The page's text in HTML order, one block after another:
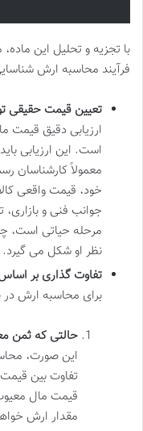
با تجزیه و تحلیل این
فرآیند محاسبه ارش
تعیین قیمت حقیقی
ارزیابی دقیق قیمت
است. این ارزیابی
معمولاً کارشناسان
خود، قیمت واقعی
جوانب فنی و
مرحله حیاتی است،
نظر او شکل می گیرد.
تفاوت گذاری بر
برای محاسبه ارش در
حالتی که ثمن
این صورت،
تفاوت بین
قیمت مال
مقدار ارش